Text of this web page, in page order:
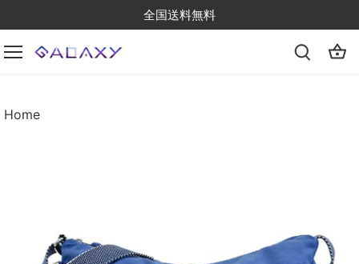
to
content
全国送料無料
Home